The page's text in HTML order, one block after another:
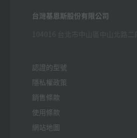
台灣基恩斯股份有限公司
認證的型號
隱私權政策
銷售條款
使用條款
網站地圖